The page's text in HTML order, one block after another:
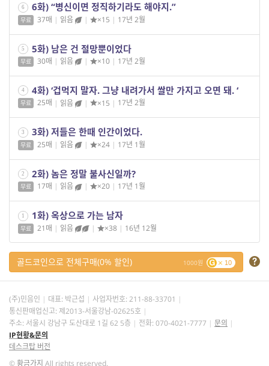
6 6화) “병신이면 정직하기라도 해야지.”
무료 37매 | 읽음 | ×15 | 17년 2월
5 5화) 남은 건 절망뿐이었다
무료 30매 | 읽음 | ×10 | 17년 2월
4 4화) ‘겁먹지 말자. 그냥 내려가서 쌀만 가지고 오면 돼. ‘
무료 25매 | 읽음 | ×15 | 17년 2월
3 3화) 저들은 한때 인간이었다.
무료 25매 | 읽음 | ×24 | 17년 1월
2 2화) 놈은 정말 불사신일까?
무료 17매 | 읽음 | ×20 | 17년 1월
1 1화) 옥상으로 가는 남자
무료 21매 | 읽음 | ×38 | 16년 12월
1000 10
골드코인으로 전체구매(0% 할인)
(주)민음인 대표: 박근섭 사업자번호: 211-88-33701
통신판매업신고: 제2013-서울강남-02625호
주소: 서울시 강남구 도산대로 1길 62 5층
전화: 070-4021-7777
문의
IP현황&문의
데스크탑 버전
©황금가지 All rights reserved.